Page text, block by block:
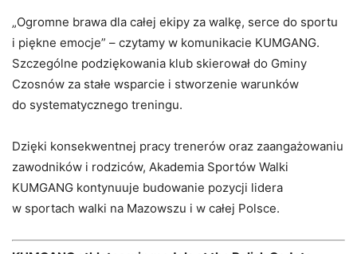
„Ogromne brawa dla całej ekipy za walkę, serce do sportu
i piękne emocje” – czytamy w komunikacie KUMGANG.
Szczególne podziękowania klub skierował do Gminy
Czosnów za stałe wsparcie i stworzenie warunków
do systematycznego treningu.
Dzięki konsekwentnej pracy trenerów oraz zaangażowaniu
zawodników i rodziców, Akademia Sportów Walki
KUMGANG kontynuuje budowanie pozycji lidera
w sportach walki na Mazowszu i w całej Polsce.